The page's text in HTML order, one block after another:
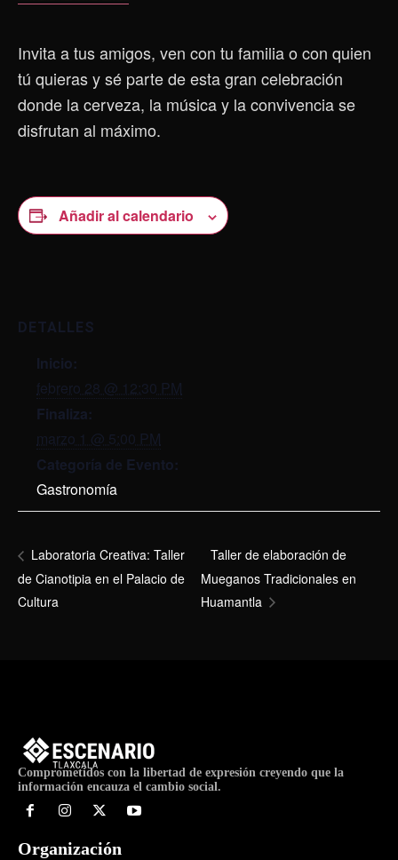
Invita a tus amigos, ven con tu familia o con quien
tú quieras y sé parte de esta gran celebración
donde la cerveza, la música y la convivencia se
disfrutan al máximo.
Añadir al calendario
DETALLES
Inicio:
febrero 28 @ 12:30 PM
Finaliza:
marzo 1 @ 5:00 PM
Categoría de Evento:
Gastronomía
Laboratoria Creativa: Taller
de Cianotipia en el Palacio de
Cultura
Taller de elaboración de
Mueganos Tradicionales en
Huamantla
Comprometidos con la libertad de expresión creyendo que la
información encauza el cambio social.
Organización